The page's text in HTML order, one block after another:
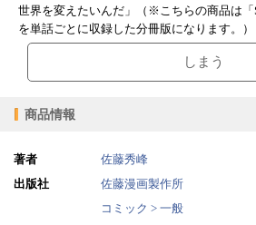
世界を変えたいんだ」（※こちらの商品は「
を単話ごとに収録した分冊版になります。）
しまう
商品情報
著者
佐藤秀峰
出版社
佐藤漫画製作所
コミック > 一般